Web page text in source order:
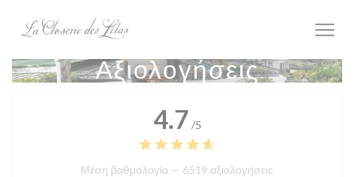
Αξιολογήσεις
4.7 /5
Μέση βαθμολογία — 6519 αξιολογήσεις